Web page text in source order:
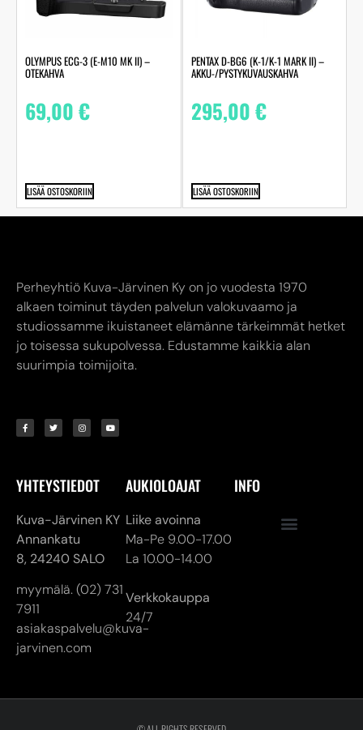
OLYMPUS ECG-3 (E-M10 MK II) –
OTEKAHVA
69,00€
LISÄÄ OSTOSKORIIN
PENTAX D-BG6 (K-1/K-1 MARK II) –
AKKU-/PYSTYKUVAUSKAHVA
295,00€
LISÄÄ OSTOSKORIIN
Perheyhtiö Kuva-Järvinen Ky on jo vuodesta 1970
alkaen toiminut täyden palvelun valokuvaamo ja
studiossamme ikuistaneet elämänne tärkeimmät hetket
jo toisessa sukupolvessa. Edustamme kaikkia alan
suurimpia toimijoita.
YHTEYSTIEDOT
Kuva-Järvinen KY
Annankatu
8, 24240 SALO
myymälä. (02) 731
7911
asiakaspalvelu@kuva-
jarvinen.com
AUKIOLOAJAT
Liike avoinna
Ma-Pe 9.00-17.00
La 10.00-14.00
Verkkokauppa
24/7
INFO